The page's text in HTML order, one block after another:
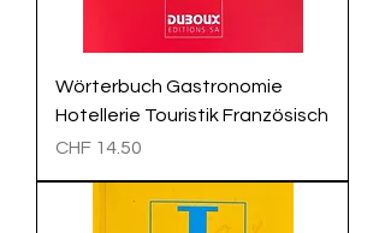
Wörterbuch Gastronomie
Hotellerie Touristik Französisch
Preis
CHF 14.50